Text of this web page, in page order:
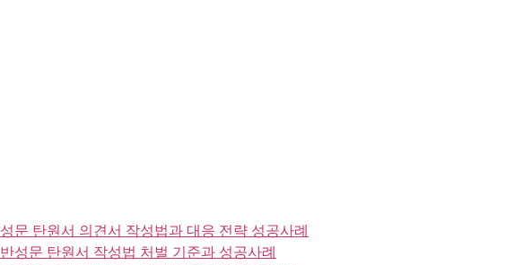
문 탄원서 의견서 작성법과 대응 전략 성공사례
성문 탄원서 작성법 처벌 기준과 성공사례